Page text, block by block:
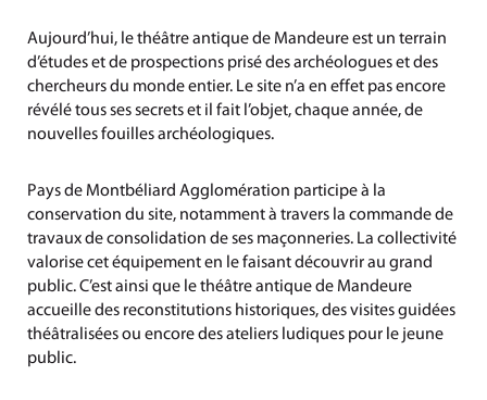
Aujourd’hui, le théâtre antique de Mandeure est un terrain
d’études et de prospections prisé des archéologues et des
chercheurs du monde entier. Le site n’a en effet pas encore
révélé tous ses secrets et il fait l’objet, chaque année, de
nouvelles fouilles archéologiques.
Pays de Montbéliard Agglomération participe à la
conservation du site, notamment à travers la commande de
travaux de consolidation de ses maçonneries. La collectivité
valorise cet équipement en le faisant découvrir au grand
public. C’est ainsi que le théâtre antique de Mandeure
accueille des reconstitutions historiques, des visites guidées
théâtralisées ou encore des ateliers ludiques pour le jeune
public.